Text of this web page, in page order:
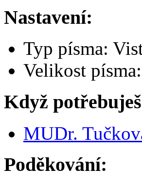
Nastavení:
Typ písma:
Velikost písma:
Když
MUDr.
Poděkování: